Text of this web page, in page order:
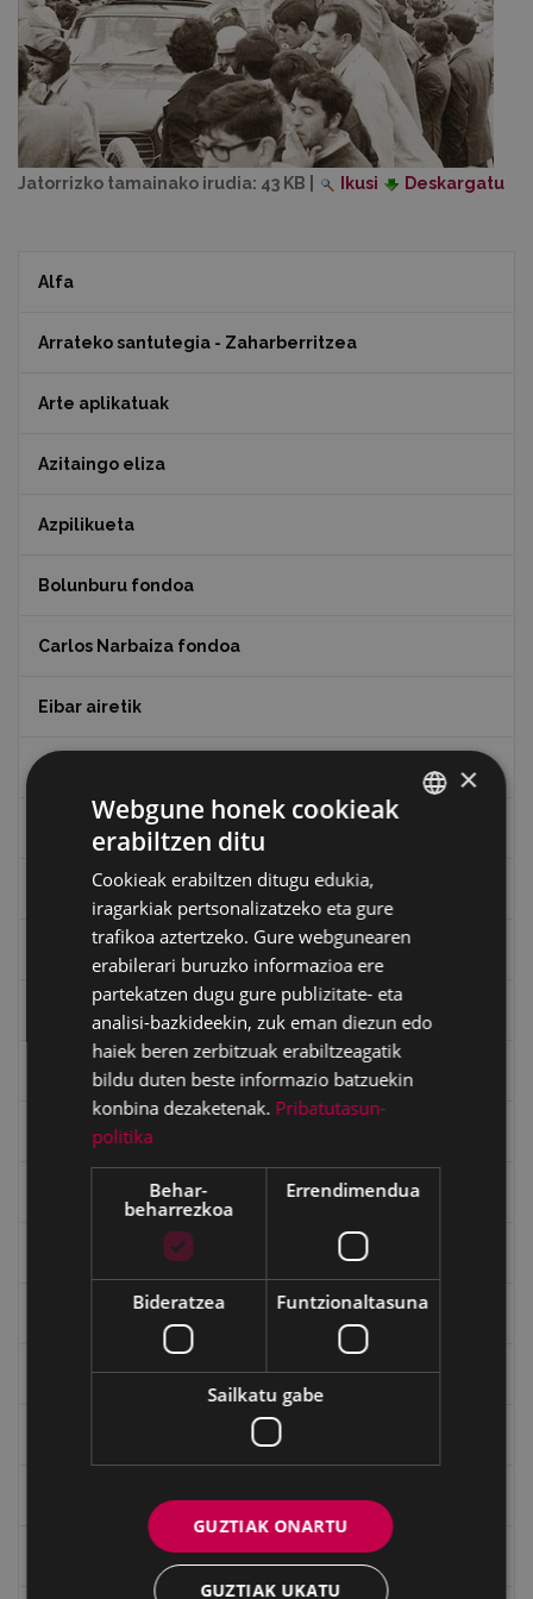
Jatorrizko tamainako irudia: 43 KB Ikusi Deskargatu
Alfa
Arrateko santutegia - Zaharberritzea
Arte aplikatuak
Azitaingo eliza
Azpilikueta
Bolunburu fondoa
Carlos Narbaiza fondoa
Eibar airetik
Eibarko baserriak
Eibarko mugarrien itzulia
Eibarko mugarrien itzulia - Iparraldea
Eibartarren ahotan
Emakumeak
Errepublika
Gerra Zibilaren Interpretazio Zentroa
Gerrako umeak
Historia
Ignacio Zuloaga (1870-2020)
Indalecio Ojanguren, Gipuzkoako Foru Aldundia
×
Webgune honek cookieak
erabiltzen ditu
Cookieak erabiltzen ditugu edukia,
iragarkiak pertsonalizatzeko eta gure
trafikoa aztertzeko. Gure webgunearen
erabilerari buruzko informazioa ere
partekatzen dugu gure publizitate- eta
analisi-bazkideekin, zuk eman diezun edo
haiek beren zerbitzuak erabiltzeagatik
bildu duten beste informazio batzuekin
konbina dezaketenak. Pribatutasun-
politika
Behar-
beharrezkoa
Errendimendua
Bideratzea Funtzionaltasuna
Sailkatu gabe
GUZTIAK ONARTU
GUZTIAK UKATU